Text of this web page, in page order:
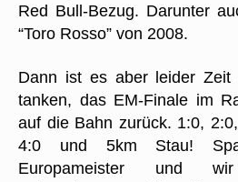
Red Bull-Bezug. Darunter
“Toro Rosso” von 2008.
Dann ist es aber leider Zeit
tanken, das EM-Finale im
auf die Bahn zurück. 1:0,
4:0 und 5km Stau!
Europameister und